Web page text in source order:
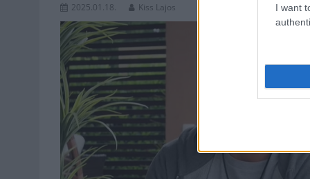
I want
2025.01.18. Kiss Lajos